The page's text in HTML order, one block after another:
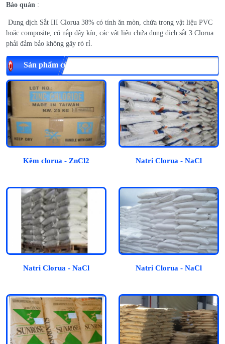
Bảo quản :
Dung dịch Sắt III Clorua 38% có tính ăn mòn, chứa trong vật liệu PVC
hoặc composite, có nắp đậy kín, các vật liệu chứa dung dịch sắt 3 Clorua
phải đảm bảo không gây rò rỉ.
Sản phẩm cùng loại
Kẽm clorua - ZnCl2 Natri Clorua - NaCl
Natri Clorua - NaCl Natri Clorua - NaCl